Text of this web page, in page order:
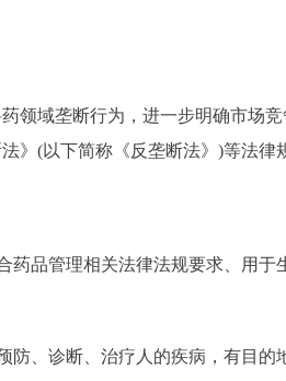
域垄断行为，进一步明确市场竞
》(以下简称《反垄断法》)等法律
品管理相关法律法规要求、用于
、诊断、治疗人的疾病，有目的